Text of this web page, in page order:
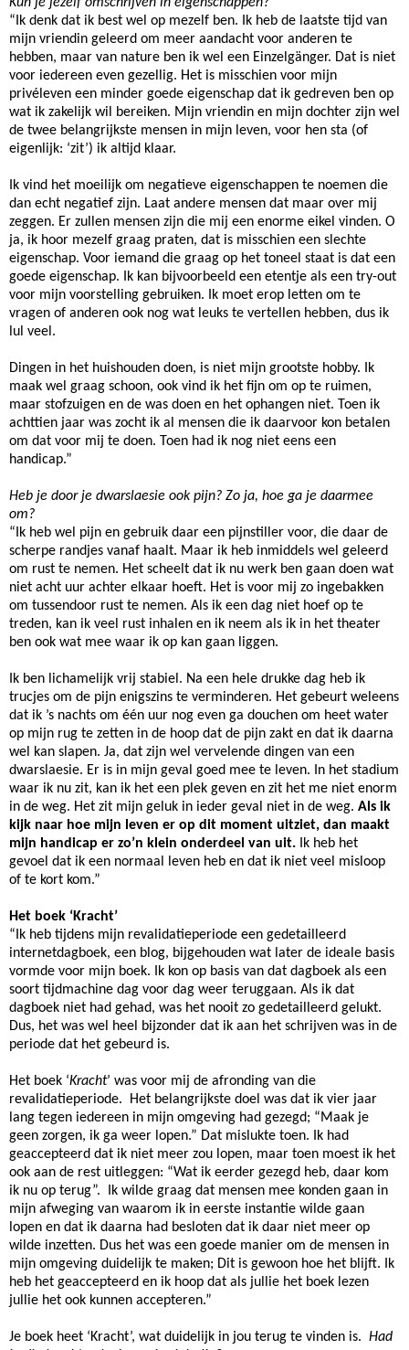
Kun je jezelf omschrijven in eigenschappen?
“Ik denk dat ik best wel op mezelf ben. Ik heb de laatste tijd van
mijn vriendin geleerd om meer aandacht voor anderen te
hebben, maar van nature ben ik wel een Einzelgänger. Dat is niet
voor iedereen even gezellig. Het is misschien voor mijn
privéleven een minder goede eigenschap dat ik gedreven ben op
wat ik zakelijk wil bereiken. Mijn vriendin en mijn dochter zijn wel
de twee belangrijkste mensen in mijn leven, voor hen sta (of
eigenlijk: ‘zit’) ik altijd klaar.
Ik vind het moeilijk om negatieve eigenschappen te noemen die
dan echt negatief zijn. Laat andere mensen dat maar over mij
zeggen. Er zullen mensen zijn die mij een enorme eikel vinden. O
ja, ik hoor mezelf graag praten, dat is misschien een slechte
eigenschap. Voor iemand die graag op het toneel staat is dat een
goede eigenschap. Ik kan bijvoorbeeld een etentje als een try-out
voor mijn voorstelling gebruiken. Ik moet erop letten om te
vragen of anderen ook nog wat leuks te vertellen hebben, dus ik
lul veel.
Dingen in het huishouden doen, is niet mijn grootste hobby. Ik
maak wel graag schoon, ook vind ik het fijn om op te ruimen,
maar stofzuigen en de was doen en het ophangen niet. Toen ik
achttien jaar was zocht ik al mensen die ik daarvoor kon betalen
om dat voor mij te doen. Toen had ik nog niet eens een
handicap.”
Heb je door je dwarslaesie ook pijn? Zo ja, hoe ga je daarmee
om?
“Ik heb wel pijn en gebruik daar een pijnstiller voor, die daar de
scherpe randjes vanaf haalt. Maar ik heb inmiddels wel geleerd
om rust te nemen. Het scheelt dat ik nu werk ben gaan doen wat
niet acht uur achter elkaar hoeft. Het is voor mij zo ingebakken
om tussendoor rust te nemen. Als ik een dag niet hoef op te
treden, kan ik veel rust inhalen en ik neem als ik in het theater
ben ook wat mee waar ik op kan gaan liggen.
Ik ben lichamelijk vrij stabiel. Na een hele drukke dag heb ik
trucjes om de pijn enigszins te verminderen. Het gebeurt weleens
dat ik ’s nachts om één uur nog even ga douchen om heet water
op mijn rug te zetten in de hoop dat de pijn zakt en dat ik daarna
wel kan slapen. Ja, dat zijn wel vervelende dingen van een
dwarslaesie. Er is in mijn geval goed mee te leven. In het stadium
waar ik nu zit, kan ik het een plek geven en zit het me niet enorm
in de weg. Het zit mijn geluk in ieder geval niet in de weg. Als ik
kijk naar hoe mijn leven er op dit moment uitziet, dan maakt
mijn handicap er zo’n klein onderdeel van uit. Ik heb het
gevoel dat ik een normaal leven heb en dat ik niet veel misloop
of te kort kom.”
Het boek ‘Kracht’
“Ik heb tijdens mijn revalidatieperiode een gedetailleerd
internetdagboek, een blog, bijgehouden wat later de ideale basis
vormde voor mijn boek. Ik kon op basis van dat dagboek als een
soort tijdmachine dag voor dag weer teruggaan. Als ik dat
dagboek niet had gehad, was het nooit zo gedetailleerd gelukt.
Dus, het was wel heel bijzonder dat ik aan het schrijven was in de
periode dat het gebeurd is.
Het boek ‘Kracht’ was voor mij de afronding van die
revalidatieperiode. Het belangrijkste doel was dat ik vier jaar
lang tegen iedereen in mijn omgeving had gezegd; “Maak je
geen zorgen, ik ga weer lopen.” Dat mislukte toen. Ik had
geaccepteerd dat ik niet meer zou lopen, maar toen moest ik het
ook aan de rest uitleggen: “Wat ik eerder gezegd heb, daar kom
ik nu op terug”. Ik wilde graag dat mensen mee konden gaan in
mijn afweging van waarom ik in eerste instantie wilde gaan
lopen en dat ik daarna had besloten dat ik daar niet meer op
wilde inzetten. Dus het was een goede manier om de mensen in
mijn omgeving duidelijk te maken; Dit is gewoon hoe het blijft. Ik
heb het geaccepteerd en ik hoop dat als jullie het boek lezen
jullie het ook kunnen accepteren.”
Je boek heet ‘Kracht’, wat duidelijk in jou terug te vinden is. Had